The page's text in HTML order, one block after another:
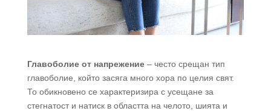
Главоболие от напрежение– често срещан тип
главоболие, който засяга много хора по целия свят.
То обикновено се характеризира с усещане за
стегнатост и натиск в областта на челото, шията и